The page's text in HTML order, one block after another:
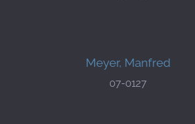
Meyer, Manfred
07-0127